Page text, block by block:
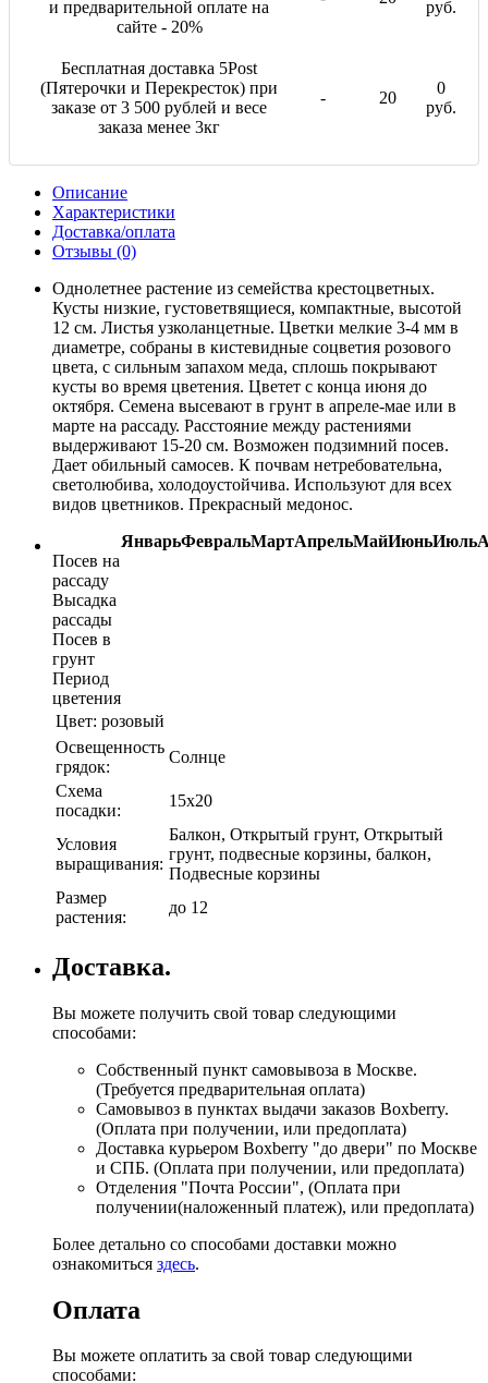
и предварительной оплате на
сайте - 20%
руб.
Бесплатная доставка 5Post
(Пятерочки и Перекресток) при
заказе от 3 500 рублей и весе
заказа менее 3кг
- 20
0
руб.
Описание
Характеристики
Доставка/оплата
Отзывы (0)
Однолетнее растение из семейства крестоцветных.
Кусты низкие, густоветвящиеся, компактные, высотой
12 см. Листья узколанцетные. Цветки мелкие 3-4 мм в
диаметре, собраны в кистевидные соцветия розового
цвета, с сильным запахом меда, сплошь покрывают
кусты во время цветения. Цветет с конца июня до
октября. Семена высевают в грунт в апреле-мае или в
марте на рассаду. Расстояние между растениями
выдерживают 15-20 см. Возможен подзимний посев.
Дает обильный самосев. К почвам нетребовательна,
светолюбива, холодоустойчива. Используют для всех
видов цветников. Прекрасный медонос.
ЯнварьФевральМартАпрельМайИюньИюль
Посев на
рассаду
Высадка
рассады
Посев в
грунт
Период
цветения
Цвет: розовый
Освещенность
грядок:
Солнце
Схема
посадки:
15х20
Условия
выращивания:
Балкон, Открытый грунт, Открытый
грунт, подвесные корзины, балкон,
Подвесные корзины
Размер
растения:
до 12
Доставка.
Вы можете получить свой товар следующими
способами:
Собственный пункт самовывоза в Москве.
(Требуется предварительная оплата)
Самовывоз в пунктах выдачи заказов Boxberry.
(Оплата при получении, или предоплата)
Доставка курьером Boxberry "до двери" по Москве
и СПБ. (Оплата при получении, или предоплата)
Отделения "Почта России", (Оплата при
получении(наложенный платеж), или предоплата)
Более детально со способами доставки можно
ознакомиться здесь.
Оплата
Вы можете оплатить за свой товар следующими
способами: